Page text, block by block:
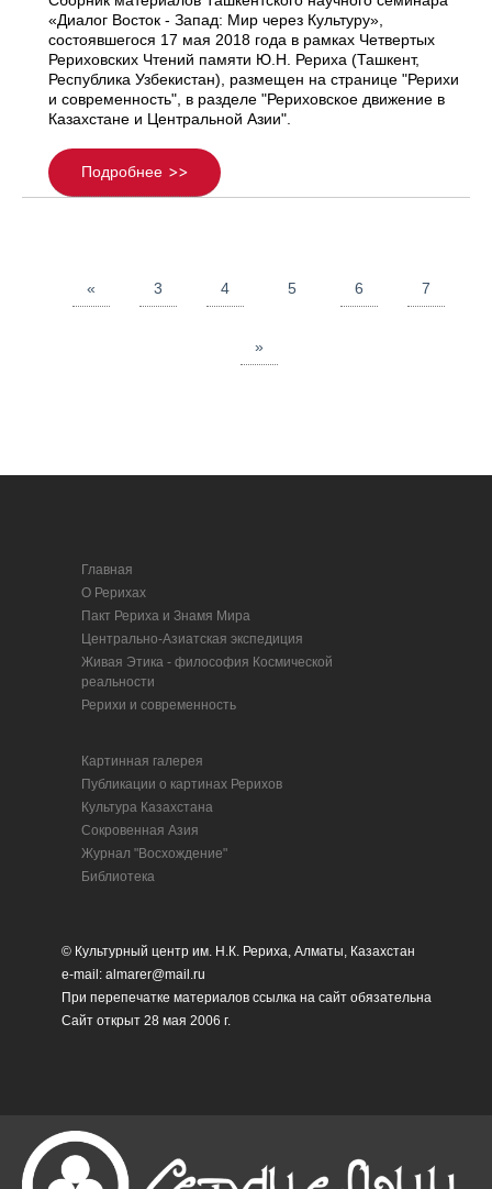
«Диалог Восток - Запад: Мир через Культуру»,
состоявшегося 17 мая 2018 года в рамках Четвертых
Рериховских Чтений памяти Ю.Н. Рериха (Ташкент,
Республика Узбекистан), размещен на странице "Рерихи
и современность", в разделе "Рериховское движение в
Казахстане и Центральной Азии".
Подробнее
« 3 4 5 6 7
»
Главная
О Рерихах
Пакт Рериха и Знамя Мира
Центрально-Азиатская экспедиция
Живая Этика - философия Космической
реальности
Рерихи и современность
Картинная галерея
Публикации о картинах Рерихов
Культура Казахстана
Сокровенная Азия
Журнал "Восхождение"
Библиотека
© Культурный центр им. Н.К. Рериха, Алматы, Казахстан
e-mail: almarer@mail.ru
При перепечатке материалов ссылка на сайт обязательна
Сайт открыт 28 мая 2006 г.